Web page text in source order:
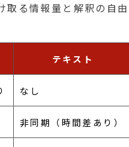
取る情報量と解釈の自由
テキスト
なし
非同期（時間差あり）